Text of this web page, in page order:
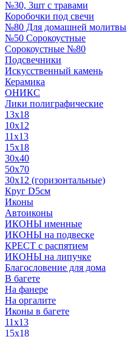
№30, 3шт с травами
Коробочки под свечи
№80 Для домашней молитвы
№50 Сорокоустные
Сорокоустные №80
Подсвечники
Искусственный камень
Керамика
ОНИКС
Лики полиграфические
13x18
10x12
11х13
15х18
30x40
50x70
30x12 (горизонтальные)
Круг D5см
Иконы
Автоиконы
ИКОНЫ именные
ИКОНЫ на подвеске
КРЕСТ с распятием
ИКОНЫ на липучке
Благословение для дома
В багете
На фанере
На оргалите
Иконы в багете
11x13
15x18